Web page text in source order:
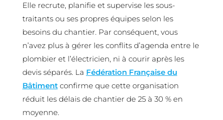
Elle recrute, planifie et supervise les sous-
traitants ou ses propres équipes selon les
besoins du chantier. Par conséquent, vous
n’avez plus à gérer les conflits d’agenda entre le
plombier et l’électricien, ni à courir après les
devis séparés. La Fédération Française du
Bâtimentconfirme que cette organisation
réduit les délais de chantier de 25 à 30 % en
moyenne.